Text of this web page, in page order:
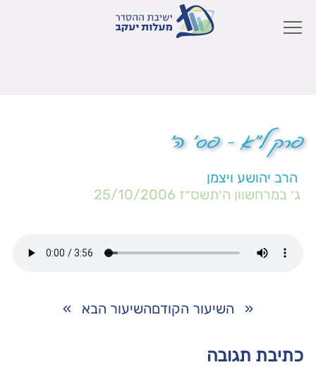
פרק ל"א – פס' ה'
הרב יהושע ויצמן
ג׳ במרחשוון ה׳תשס״ז 25/10/2006
« השיעור הקודםהשיעור הבא »
כתיבת תגובה